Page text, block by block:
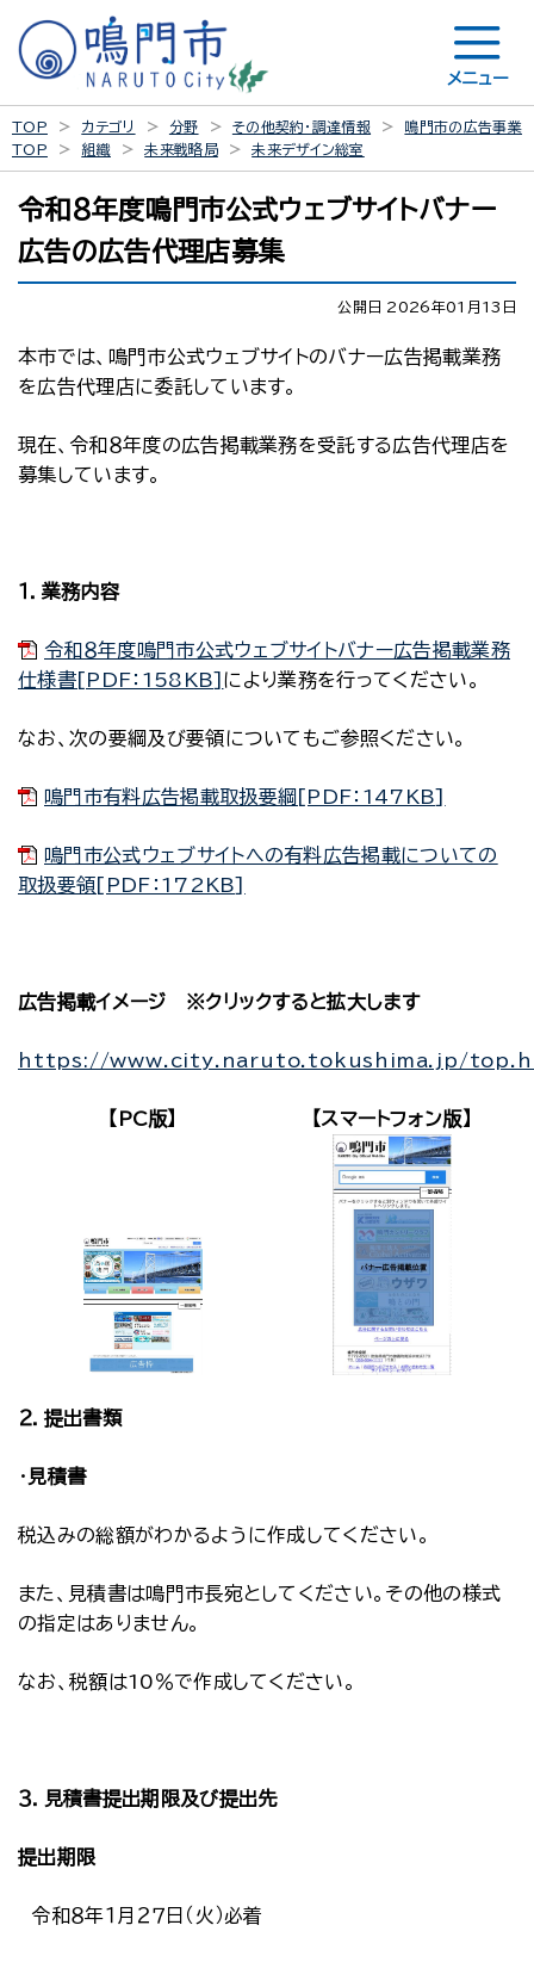
メニュー
TOP カテゴリ 分野 その他契約・調達情報
鳴門市の広告事業
TOP
組織 未来戦略局 未来デザイン総室
令和8年度鳴門市公式ウェブサイトバナー
広告の広告代理店募集
公開日 2026年01月13日
本市では、鳴門市公式ウェブサイトのバナー広告掲載業務
を広告代理店に委託しています。
現在、令和８年度の広告掲載業務を受託する広告代理店を
募集しています。
１．業務内容
令和８年度鳴門市公式ウェブサイトバナー広告掲載業務
仕様書[PDF：158KB] により業務を行ってください。
なお、次の要綱及び要領についてもご参照ください。
鳴門市有料広告掲載取扱要綱[PDF：147KB]
鳴門市公式ウェブサイトへの有料広告掲載についての
取扱要領[PDF：172KB]
広告掲載イメージ ※クリックすると拡大します
https://www.city.naruto.tokushima.jp/
【PC版】 【スマートフォン版】
２．提出書類
・ 見積書
税込みの総額がわかるように作成してください。
また、見積書は鳴門市長宛としてください。その他の様式
の指定はありません。
なお、税額は10％で作成してください。
３．見積書提出期限及び提出先
提出期限
令和８年１月２７日（火）必着